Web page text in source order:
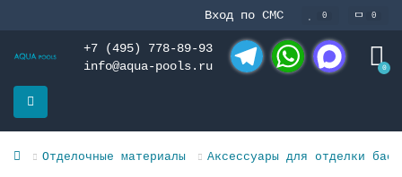
Вход по СМС 0 0
+7 (495) 778-89-93
info@aqua-pools.ru
0
Отделочные материалы Аксессуары для отделки